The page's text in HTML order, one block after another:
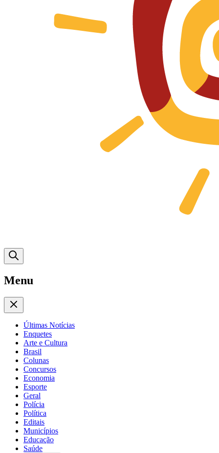
Menu
Últimas Notícias
Enquetes
Arte e Cultura
Brasil
Colunas
Concursos
Economia
Esporte
Geral
Polícia
Política
Editais
Municípios
Educação
Saúde